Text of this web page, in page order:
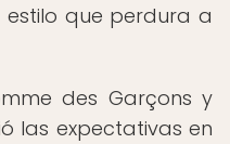
estilo que perdura a
des Garçons y
las expectativas en